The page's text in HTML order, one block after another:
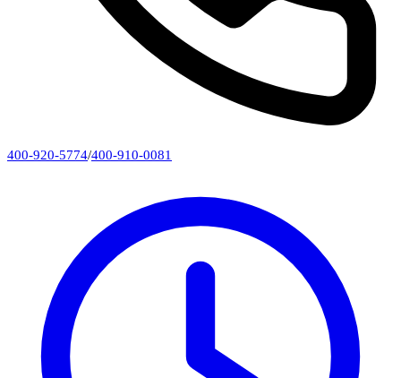
400-920-5774/400-910-0081